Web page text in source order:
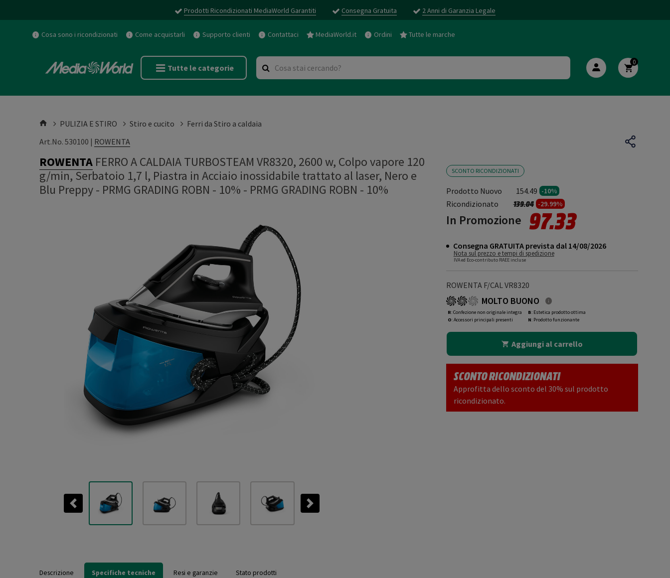
Prodotti Ricondizionati MediaWorld Garantiti Consegna Gratuita 2 Anni di Garanzia Legale
Cosa sono i ricondizionati Come acquistarli Supporto clienti Contattaci MediaWorld.it Ordini Tutte le marche
Tutte le categorie
0
PULIZIA E STIRO Stiro e cucito
Ferri da Stiro a caldaia
Art.No. 530100 | ROWENTA
ROWENTA FERRO A CALDAIA TURBOSTEAM VR8320, 2600 w, Colpo vapore 120
g/min, Serbatoio 1,7 l, Piastra in Acciaio inossidabile trattato al laser, Nero e
Blu Preppy - PRMG GRADING ROBN - 10% - PRMG GRADING ROBN - 10%
Previous Next
SCONTO RICONDIZIONATI
Prodotto Nuovo 154.49 -10%
Ricondizionato Prezzo ridotto da
139.04a-29.99%
In Promozione 97.33
Consegna GRATUITA prevista dal 14/08/2026
Nota sul prezzo e tempi di spedizione
IVA ed Eco-contributo RAEE incluse
ROWENTA F/CAL VR8320
MOLTO BUONO
R: Confezione non originale integra
O: Accessori principali presenti
B: Estetica prodotto ottima
N: Prodotto funzionante
Aggiungi al carrello
SCONTO RICONDIZIONATI
Approfitta dello sconto del 30% sul prodotto
ricondizionato.
Descrizione Specifiche tecniche Resi e garanzie Stato prodotti